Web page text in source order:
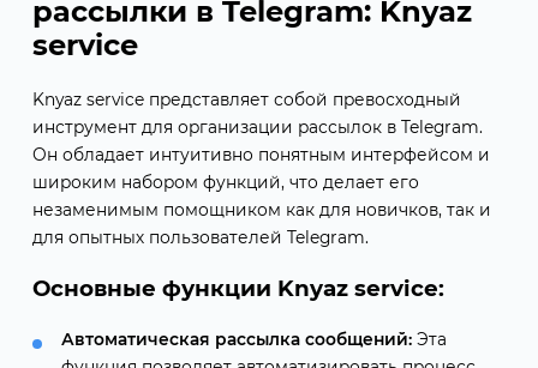
рассылки в Telegram: Knyaz
service
Knyaz service представляет собой превосходный
инструмент для организации рассылок в Telegram.
Он обладает интуитивно понятным интерфейсом и
широким набором функций, что делает его
незаменимым помощником как для новичков, так и
для опытных пользователей Telegram.
Основные функции Knyaz service:
Автоматическая рассылка сообщений:Эта